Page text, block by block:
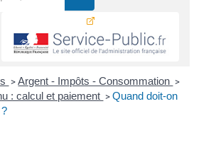
> Argent - Impôts - Consommation >
: calcul et paiement > Quand doit-on